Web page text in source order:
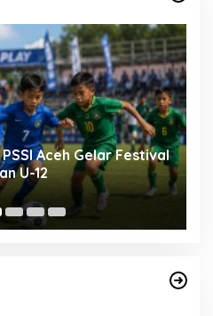
Aceh Gelar Festival
U-12